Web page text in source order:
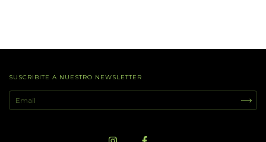
SUSCRIBITE A NUESTRO NEWSLETTER